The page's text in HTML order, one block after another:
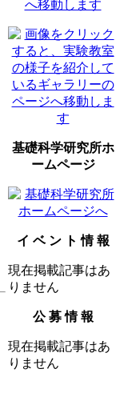
基礎科学研究所ホ
ームページ
イ ベ ン ト 情 報
現在掲載記事はあ
りません
公 募 情 報
現在掲載記事はあ
りません